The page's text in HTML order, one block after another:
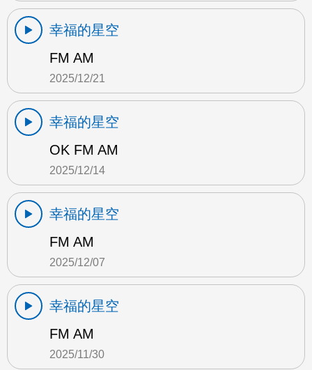
幸福的星空
FM AM
2025/12/21
幸福的星空
OK FM AM
2025/12/14
幸福的星空
FM AM
2025/12/07
幸福的星空
FM AM
2025/11/30